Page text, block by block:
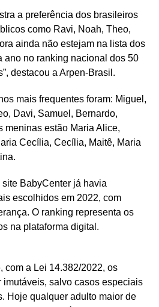
a preferência dos brasileiros
como Ravi, Noah, Theo,
ainda não estejam na lista dos
ano no ranking nacional dos 50
destacou a Arpen-Brasil.
mais frequentes foram: Miguel,
Davi, Samuel, Bernardo,
meninas estão Maria Alice,
Cecília, Cecília, Maitê, Maria
BabyCenter já havia
escolhidos em 2022, com
O ranking representa os
na plataforma digital.
com a Lei 14.382/2022, os
imutáveis, salvo casos especiais
Hoje qualquer adulto maior de